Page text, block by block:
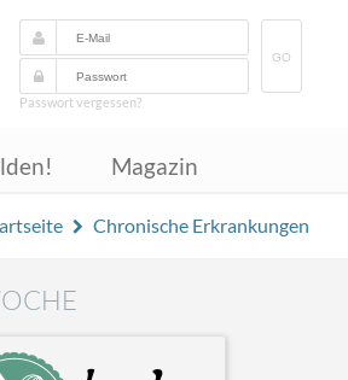
GO
Passwort vergessen?
Magazin
Chronische Erkrankungen